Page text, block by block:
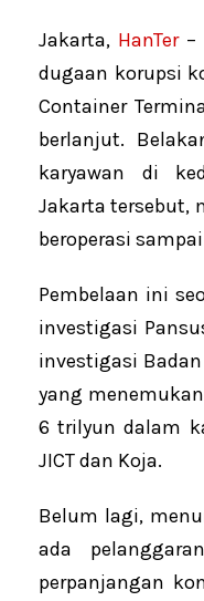
Jakarta, HanTer–
dugaan korupsi
Container
berlanjut.
karyawan di
Jakarta tersebut,
beroperasi
Pembelaan ini
investigasi
investigasi
yang
6 trilyun dalam
JICT dan Koja.
Belum lagi,
ada
perpanjangan